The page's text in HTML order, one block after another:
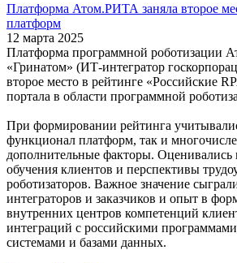
Платформа Атом.РИТА заняла второе
платформ
12 марта 2025
Платформа программной роботизации
«Гринатом» (ИТ-интегратор
второе место в рейтинге «Российские
портала в области программной
При формировании рейтинга
функционал платформ, так и
дополнительные факторы. Оценивались
обучения клиентов и перспективы
роботизаторов. Важное значение
интеграторов и заказчиков и опыт в
внутренних центров компетенций
интеграций с российскими
системами и базами данных.